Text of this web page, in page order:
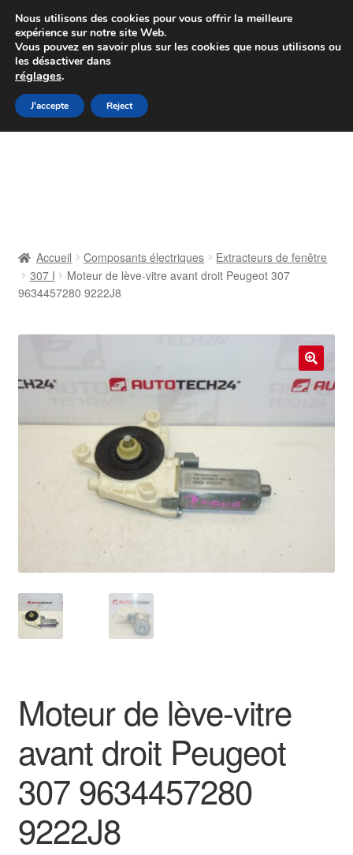
Colissimo livraison à partir de 7 EUR
Du lundi au vendredi de 9 h à 16 h
Aller
à
Aller
au
Contact
Paiements
Panier
Politique de confidentialité
Procédure de Réclamation
Accueil Composants électriques
Extracteurs de fenêtre
307 I
Moteur de lève-vitre avant droit Peugeot 307
9634457280 9222J8
🔍
Moteur de lève-vitre
avant droit Peugeot
307 9634457280
9222J8
Nous utilisons des cookies pour vous offrir la meilleure
expérience sur notre site Web.
Vous pouvez en savoir plus sur les cookies que nous utilisons ou
les désactiver dans
réglages.
J'accepte Reject